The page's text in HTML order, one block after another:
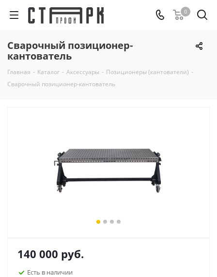
0
Сварочный позиционер-
кантователь
Главная - Каталог - Аксессуары - Позиционеры (кантователи) -
Сварочный позиционер-кантователь
140 000 руб.
Есть в наличии